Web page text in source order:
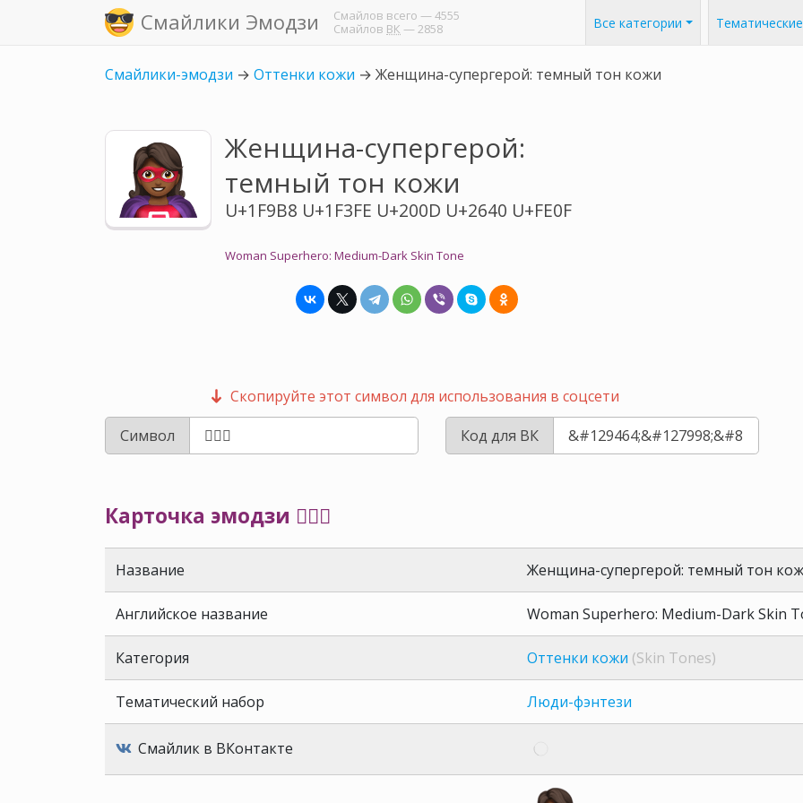
Смайлики Эмодзи Смайлов всего — 4555
Смайлов ВК — 2858 Все категории
Смайлики-эмодзи → Оттенки кожи → Женщина-супергерой: темный тон кожи
Женщина-супергерой:
темный тон кожи
U+1F9B8 U+1F3FE U+200D U+2640 U+FE0F
Woman Superhero: Medium-Dark Skin Tone
Скопируйте этот символ для использования в соцсети
Символ
Код для ВК
Карточка эмодзи 🦸🏾‍♀️
Название Женщина-супергерой: темный тон
Английское название Woman Superhero: Medium-Dark Skin
Категория Оттенки кожи (Skin Tones)
Тематический набор Люди-фэнтези
Смайлик в ВКонтакте